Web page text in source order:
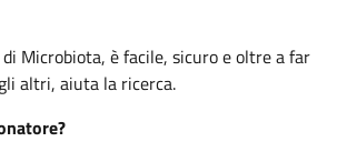
Microbiota, è facile, sicuro e oltre a far
altri, aiuta la ricerca.